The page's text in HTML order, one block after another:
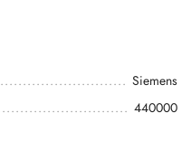
Siemens
440000